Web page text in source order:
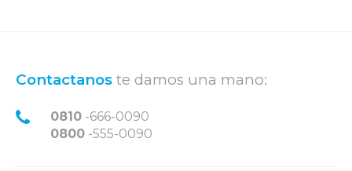
Contactanos te damos una mano:
0810 -666-0090
0800 -555-0090